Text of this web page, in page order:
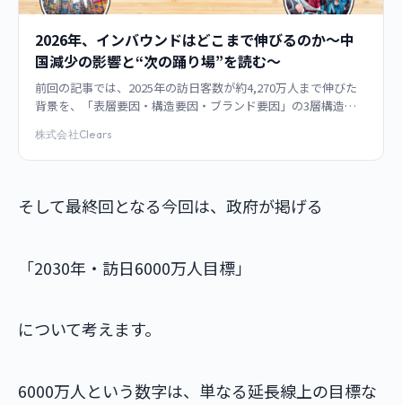
2026年、インバウンドはどこまで伸びるのか～中
国減少の影響と“次の踊り場”を読む～
前回の記事では、2025年の訪日客数が約4,270万人まで伸びた
背景を、「表層要因・構造要因・ブランド要因」の3層構造で
株式会社Clears
そして最終回となる今回は、政府が掲げる
「2030年・訪日6000万人目標」
について考えます。
6000万人という数字は、単なる延長線上の目標な